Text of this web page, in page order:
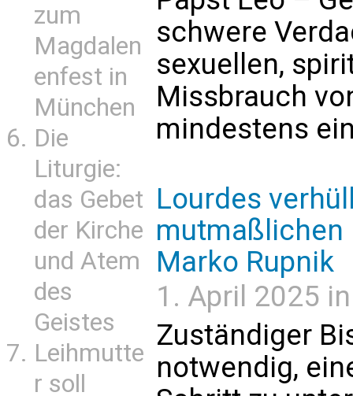
zum
Magdalen
enfest in
München
Die
Liturgie:
das Gebet
der Kirche
und Atem
des
Geistes
Leihmutte
r soll
schwere
sexuellen,
Missbrauch
mindestens
Lourdes
mutmaßlichen
Marko Rupnik
1. April 2025
Zuständiger
notwendig,